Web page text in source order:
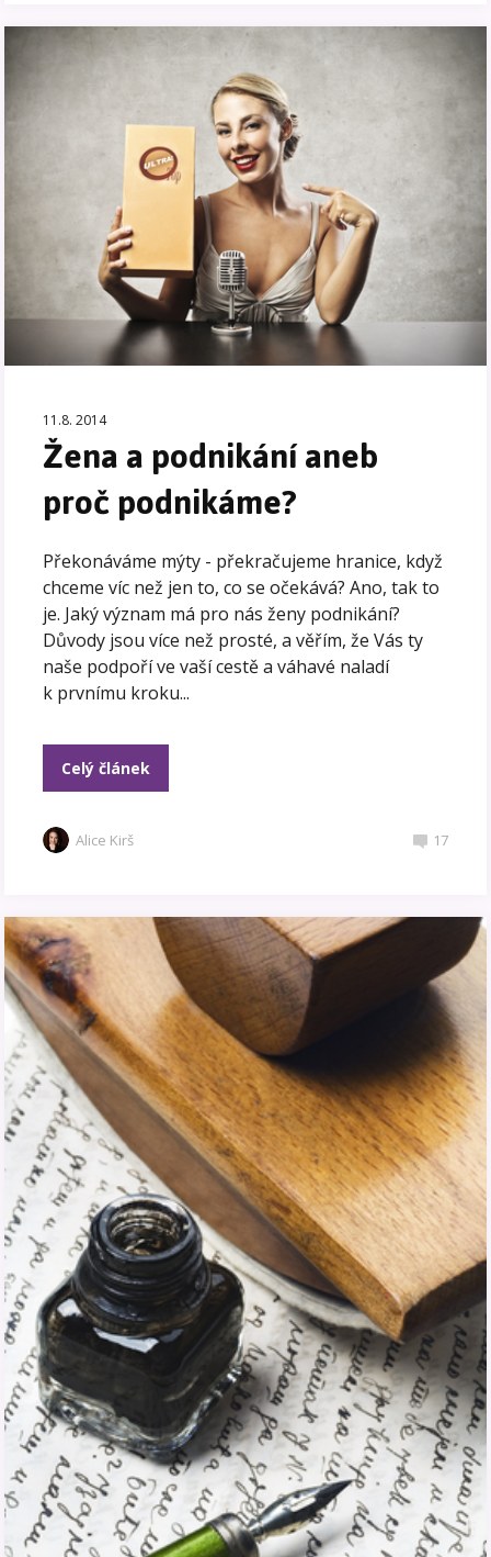
11.8. 2014
Žena a podnikání aneb
proč podnikáme?
Překonáváme mýty - překračujeme hranice, když
chceme víc než jen to, co se očekává? Ano, tak to
je. Jaký význam má pro nás ženy podnikání?
Důvody jsou více než prosté, a věřím, že Vás ty
naše podpoří ve vaší cestě a váhavé naladí
k prvnímu kroku...
Celý článek
Alice Kirš 17